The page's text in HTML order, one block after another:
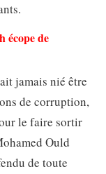
écope de
jamais nié être
de corruption,
le faire sortir
Ould
de toute